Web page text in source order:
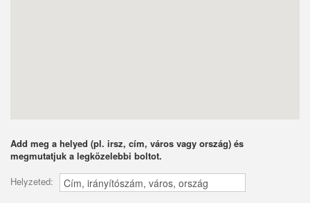
Add meg a helyed (pl. irsz, cím, város vagy ország) és
megmutatjuk a legközelebbi boltot.
Helyzeted: